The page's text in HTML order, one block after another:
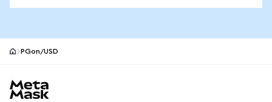
PGon/USD